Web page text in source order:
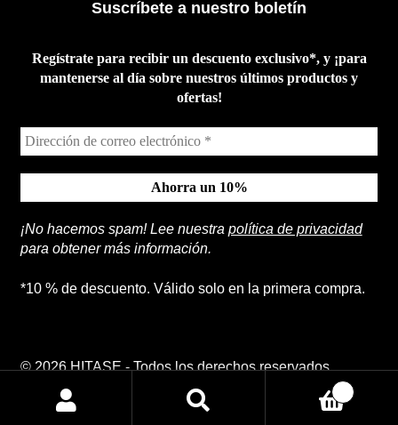
Suscríbete a nuestro boletín
Regístrate para recibir un descuento exclusivo*, y ¡para
mantenerse al día sobre nuestros últimos productos y
ofertas!
¡No hacemos spam! Lee nuestra política de privacidad
para obtener más información.
*10 % de descuento. Válido solo en la primera compra.
© 2026 HITASE - Todos los derechos reservados.